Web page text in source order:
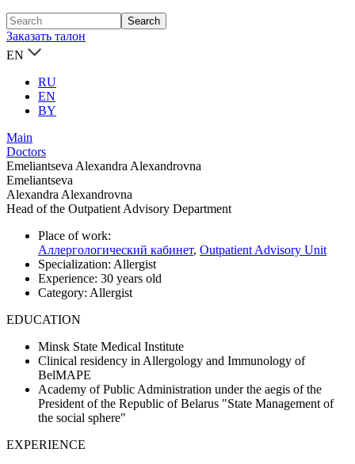
Заказать талон
EN
RU
EN
BY
Main
Doctors
Emeliantseva Alexandra Alexandrovna
Emeliantseva
Alexandra Alexandrovna
Head of the Outpatient Advisory Department
Place of work:
Аллергологический кабинет, Outpatient Advisory Unit
Specialization: Allergist
Experience: 30 years old
Category: Allergist
EDUCATION
Minsk State Medical Institute
Clinical residency in Allergology and Immunology of
BelMAPE
Academy of Public Administration under the aegis of the
President of the Republic of Belarus "State Management of
the social sphere"
EXPERIENCE